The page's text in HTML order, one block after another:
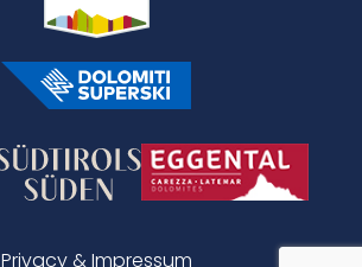
Privacy & Impressum